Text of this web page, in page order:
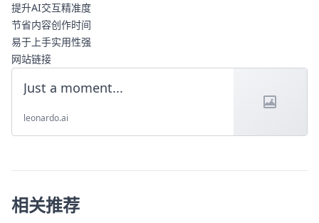
提升AI交互精准度
节省内容创作时间
易于上手实用性强
网站链接
Just a moment...
leonardo.ai
相关推荐